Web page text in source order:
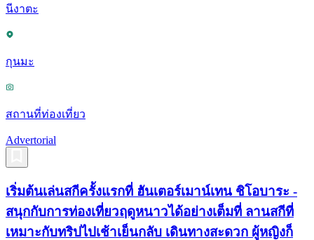
นีงาตะ
กุนมะ
สถานที่ท่องเที่ยว
Advertorial
เริ่มต้นเล่นสกีครั้งแรกที่ ฮันเตอร์เมาน์เทน ชิโอบาระ -
สนุกกับการท่องเที่ยวฤดูหนาวได้อย่างเต็มที่ ลานสกีที่
เหมาะกับทริปไปเช้าเย็นกลับ เดินทางสะดวก ผู้หญิงก็